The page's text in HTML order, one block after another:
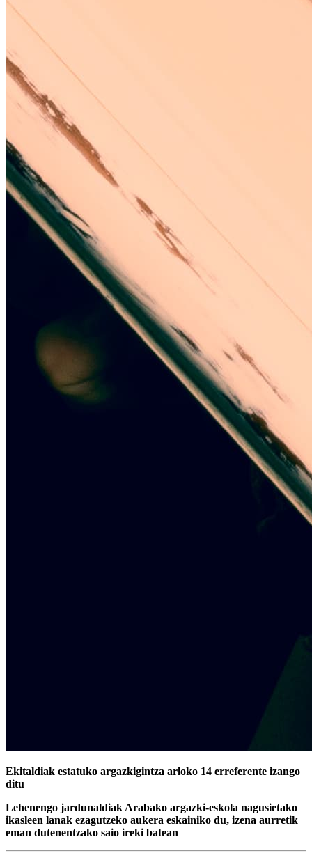
Ekitaldiak estatuko argazkigintza arloko 14 erreferente izango
ditu
Lehenengo jardunaldiak Arabako argazki-eskola nagusietako
ikasleen lanak ezagutzeko aukera eskainiko du, izena aurretik
eman dutenentzako saio ireki batean